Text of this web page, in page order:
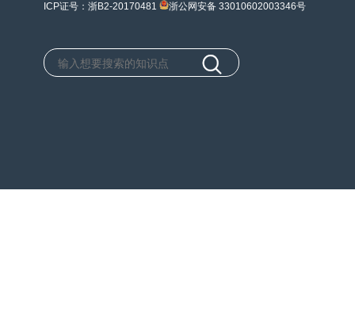
ICP证号：浙B2-20170481
浙公网安备 33010602003346号